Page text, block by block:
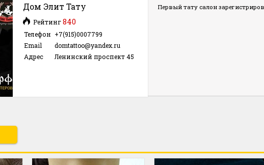
Дом Элит Тату
Рейтинг840
Телефон +7(915)0007799
Email
domtattoo@yandex.ru
Адрес
Ленинский проспект 45
Первый тату салон